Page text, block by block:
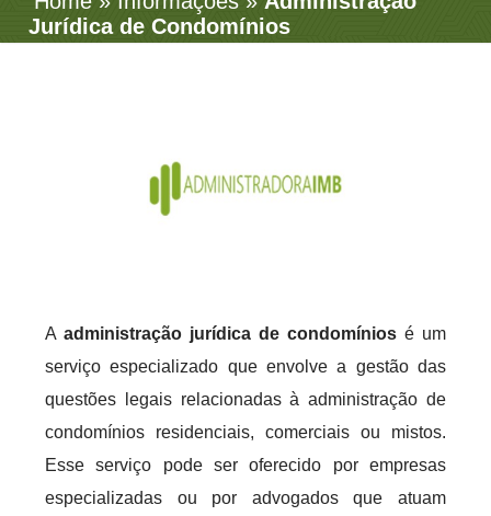
Jurídica de Condomínios
Aadministração jurídica de condomíniosé um
serviço especializado que envolve a gestão das
questões legais relacionadas à administração de
condomínios residenciais, comerciais ou mistos.
Esse serviço pode ser oferecido por empresas
especializadas ou por advogados que atuam